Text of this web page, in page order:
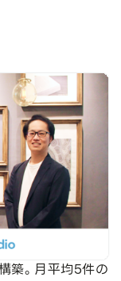
築。月平均5件の